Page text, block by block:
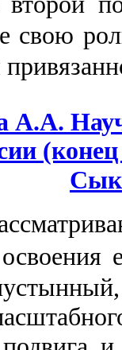
свою
А.А.